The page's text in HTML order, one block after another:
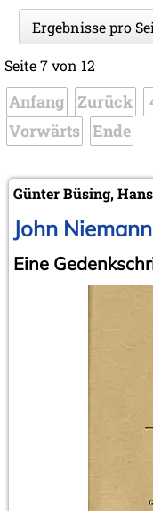
Ergebnisse pro
Seite 7 von 12
Anfang Zurück
Vorwärts Ende
Günter Büsing,
John Niemann
Eine